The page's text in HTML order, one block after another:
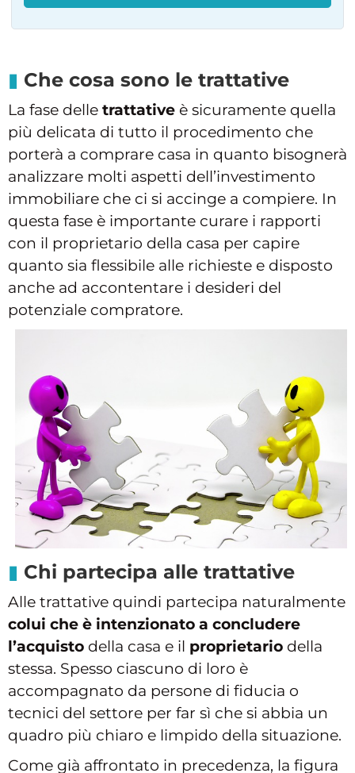
Che cosa sono le trattative
La fase delle trattative è sicuramente quella
più delicata di tutto il procedimento che
porterà a comprare casa in quanto bisognerà
analizzare molti aspetti dell’investimento
immobiliare che ci si accinge a compiere. In
questa fase è importante curare i rapporti
con il proprietario della casa per capire
quanto sia flessibile alle richieste e disposto
anche ad accontentare i desideri del
potenziale compratore.
Chi partecipa alle trattative
Alle trattative quindi partecipa naturalmente
colui che è intenzionato a concludere
l’acquisto della casa e il proprietario della
stessa. Spesso ciascuno di loro è
accompagnato da persone di fiducia o
tecnici del settore per far sì che si abbia un
quadro più chiaro e limpido della situazione.
Come già affrontato in precedenza, la figura